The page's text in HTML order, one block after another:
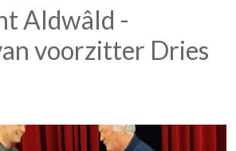
Aldwâld -
voorzitter Dries